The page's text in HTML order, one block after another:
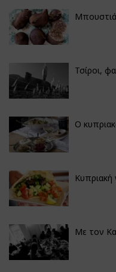
Τσίροι,
Ο
Κυπριακή
Με τον